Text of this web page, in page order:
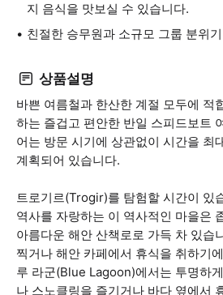
지 음식을 맛보실 수 있습니다.
친절한 승무원과 소규모 그룹 분위
상품설명
바쁜 여름철과 한산한 계절 모두에 적
하는 즐겁고 편안한 반일 스피드보트
어는 방문 시기에 상관없이 시간을 최
계획되어 있습니다.
트로기르(Trogir)를 탐험할 시간이 있
역사를 자랑하는 이 역사적인 마을은
아름다운 해안 산책로로 가득 차 있습
찍거나 해안 카페에서 휴식을 취하기
루 라군(Blue Lagoon)에서는 투명하
나 스노클링을 즐기거나 바다 옆에서